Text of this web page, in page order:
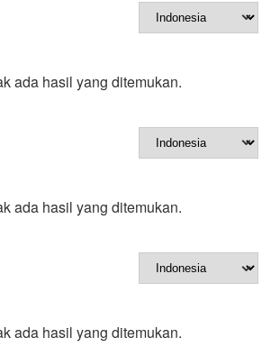
ada hasil yang ditemukan.
ada hasil yang ditemukan.
ada hasil yang ditemukan.